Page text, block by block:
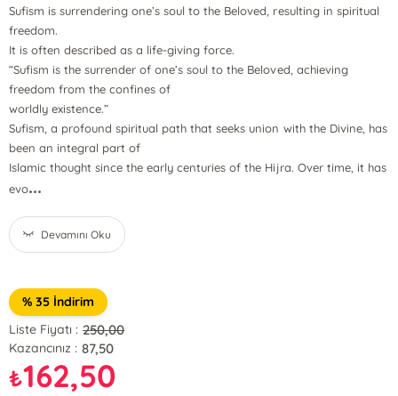
Sufism is surrendering one’s soul to the Beloved, resulting in spiritual
freedom.
It is often described as a life-giving force.
“Sufism is the surrender of one’s soul to the Beloved, achieving
freedom from the confines of
worldly existence.”
Sufism, a profound spiritual path that seeks union with the Divine, has
been an integral part of
Islamic thought since the early centuries of the Hijra. Over time, it has
evo...
Devamını Oku
% 35 İndirim
Liste Fiyatı : 250,00
Kazancınız : 87,50
₺162,50